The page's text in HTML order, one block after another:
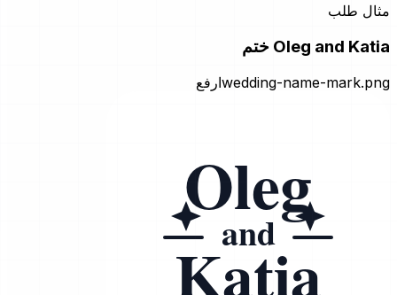
مثال طلب
Oleg and Katia ختم
wedding-name-mark.pngارفع